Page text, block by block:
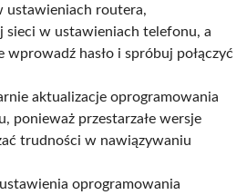
ustawieniach routera,
sieci w ustawieniach telefonu, a
wprowadź hasło i spróbuj połączyć
aktualizacje oprogramowania
ponieważ przestarzałe wersje
trudności w nawiązywaniu
oprogramowania